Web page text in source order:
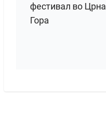
фестивал во Црна
Гора